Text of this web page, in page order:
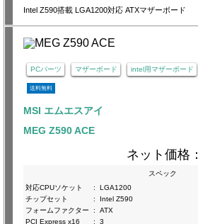
Intel Z590搭載 LGA1200対応 ATXマザーボード
PCパーツ マザーボード intel用マザーボード
送料無料
MSI エムエスアイ
MEG Z590 ACE
ネット価格：
スペック
対応CPUソケット
:
LGA1200
チップセット
:
Intel Z590
フォームファクター
:
ATX
PCI Express x16
:
3